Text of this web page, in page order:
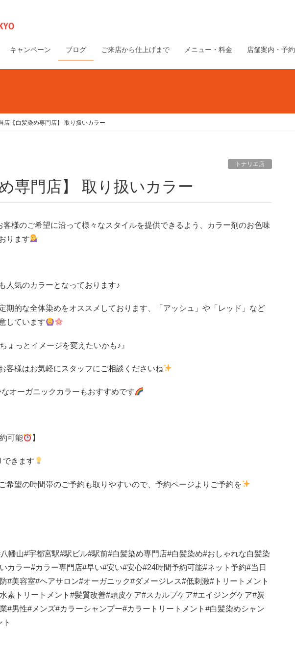
キャンペーン ブログ ご来店から仕上げまで メニュー・料金 店舗案内・予約
店【白髪染め専門店】 取り扱いカラー
トナリエ店
め専門店】 取り扱いカラー
客様のご希望に沿って様々なスタイルを提供できるよう、カラー剤のお色味
ります
人気のカラーとなっております♪
期的な全体染めをオススメしております、「アッシュ」や「レッド」など
しています
ょっとイメージを変えたいかも♪』
客様はお気軽にスタッフにご相談くださいね
オーガニックカラーもおすすめです
可能 】
できます
希望の時間帯のご予約も取りやすいので、予約ページよりご予約を
八幡山#宇都宮駅#駅ビル#駅前#白髪染め専門店#白髪染め#おしゃれな白髪染
カラー#カラー専門店#早い#安い#安心#24時間予約可能#ネット予約#当日
#美容室#ヘアサロン#オーガニック#ダメージレス#低刺激# トリートメント
水素トリートメント #髪質改善#頭皮ケア#スカルプケア#エイジングケア#炭
#男性# メンズ#カラーシャンプー#カラートリートメント #白髪染めシャン